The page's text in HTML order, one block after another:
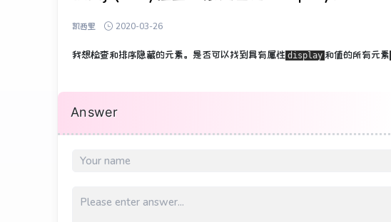
凯西里 2020-03-26
我想检查和排序隐藏的元素。 是否可以找到具有属性 display 和值的所有元素
Answer